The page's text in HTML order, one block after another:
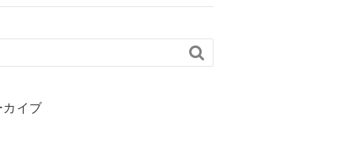

カイブ